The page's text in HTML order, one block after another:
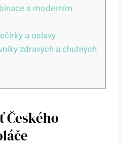
s moderním
a oslavy
zdravých a chutných